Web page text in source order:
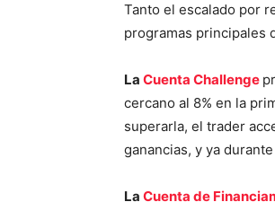
Tanto el escalado por
programas principales
La Cuenta Challenge
cercano al 8% en la
superarla, el trader
ganancias, y ya
La Cuenta de